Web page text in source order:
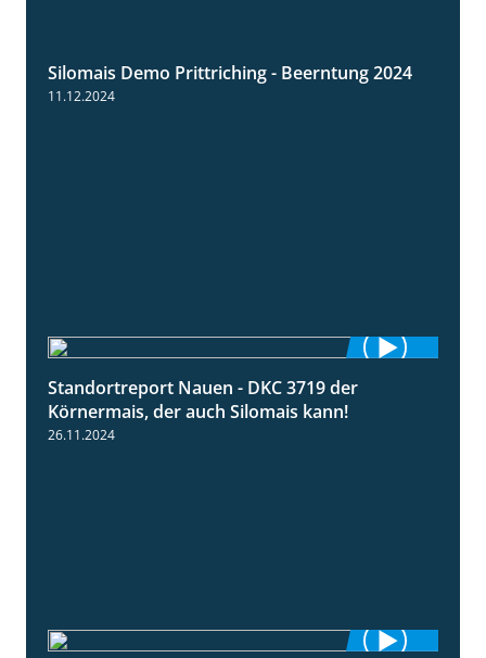
12:28
Silomais Demo Prittriching - Beerntung 2024
11.12.2024
Standortreport Nauen - DKC 3719 der
Körnermais, der auch Silomais kann!
26.11.2024